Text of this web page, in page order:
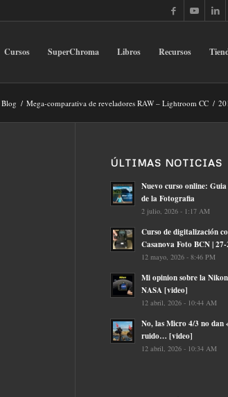
Cursos SuperChroma Libros Recursos
Blog / Mega-comparativa de reveladores RAW – Lightroom CC /
ÚLTIMAS NOTICIAS
Nuevo curso online:
de la Fotografia
2 julio, 2026 - 1:17 AM
Curso de digitalización
Casanova Foto BCN |
12 mayo, 2026 - 8:46 PM
Mi opinion sobre la
NASA [video]
12 abril, 2026 - 10:44 AM
No, las Micro 4/3 no dan
ruido… [video]
12 abril, 2026 - 10:34 AM